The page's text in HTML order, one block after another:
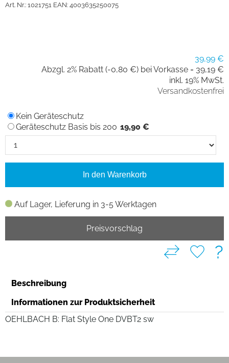
Art. Nr.: 1021751 EAN: 4003635250075
39,99 €
Abzgl. 2% Rabatt (-0,80 €) bei Vorkasse = 39,19 €
inkl. 19% MwSt.
Versandkostenfrei
Auf Lager, Lieferung in 3-5 Werktagen
Kein Geräteschutz
Geräteschutz Basis bis 200 19,90 €
In den Warenkorb
Preisvorschlag
?
Beschreibung
Informationen zur Produktsicherheit
OEHLBACH B: Flat Style One DVBT2 sw